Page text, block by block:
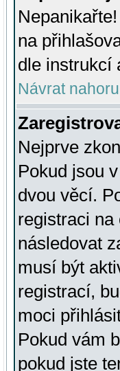
na
dle instrukcí
Návrat nahoru
Nejprve
Pokud jsou
dvou věcí.
registraci na
následovat
musí být
registrací,
moci
Pokud vám
pokud jste